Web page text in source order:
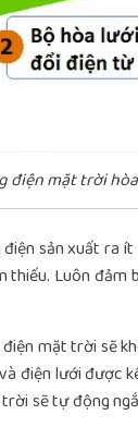
điện mặt trời
sản xuất ra
Luôn
mặt trời sẽ
điện lưới được
sẽ tự động